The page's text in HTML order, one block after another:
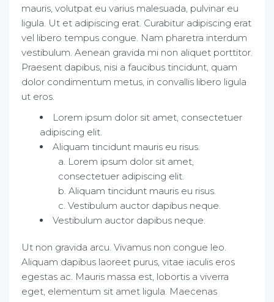
mauris, volutpat eu varius malesuada, pulvinar eu
ligula. Ut et adipiscing erat. Curabitur adipiscing erat
vel libero tempus congue. Nam pharetra interdum
vestibulum. Aenean gravida mi non aliquet porttitor.
Praesent dapibus, nisi a faucibus tincidunt, quam
dolor condimentum metus, in convallis libero ligula
ut eros.
Lorem ipsum dolor sit amet, consectetuer
adipiscing elit.
Aliquam tincidunt mauris eu risus.
Lorem ipsum dolor sit amet,
consectetuer adipiscing elit.
Aliquam tincidunt mauris eu risus.
Vestibulum auctor dapibus neque.
Vestibulum auctor dapibus neque.
Ut non gravida arcu. Vivamus non congue leo.
Aliquam dapibus laoreet purus, vitae iaculis eros
egestas ac. Mauris massa est, lobortis a viverra
eget, elementum sit amet ligula. Maecenas